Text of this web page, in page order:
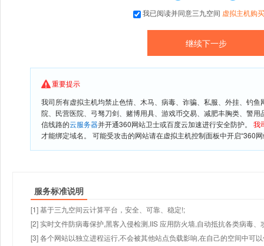
我已阅读并同意三九空间 虚拟主机购
重要提示
我司所有虚拟主机均禁止色情、木马、病毒、诈骗、私服、外挂、钓
院、民营医院、弓驽刀剑、赌博用具、游戏币交易、减肥丰胸类、警
信线路的云服务器并开通360网站卫士或百度云加速进行安全防护。 我
才能绑定域名。 可能受攻击的网站请在虚拟主机控制面板中开启“360
服务标准说明
[1] 基于三九空间云计算平台，安全、可靠、稳定!;
[2] 实时文件防病毒保护,黑客入侵检测,IIS 应用防火墙,自动抵抗各类病毒、
[3] 各个网站以独立进程运行,不会被其他站点负载影响,在自己的空间中可